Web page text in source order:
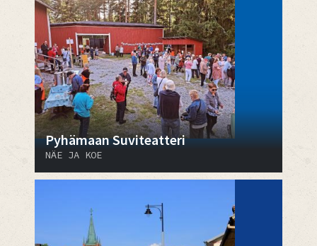
Pyhämaan Suviteatteri
NÄE JA KOE